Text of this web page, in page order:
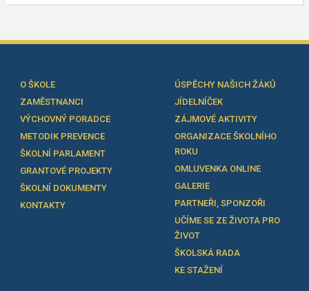
O ŠKOLE
ZAMĚSTNANCI
VÝCHOVNÝ PORADCE
METODIK PREVENCE
ŠKOLNÍ PARLAMENT
GRANTOVÉ PROJEKTY
ŠKOLNÍ DOKUMENTY
KONTAKTY
ÚSPĚCHY NAŠICH ŽÁKŮ
JÍDELNÍČEK
ZÁJMOVÉ AKTIVITY
ORGANIZACE ŠKOLNÍHO
ROKU
OMLUVENKA ONLINE
GALERIE
PARTNEŘI, SPONZOŘI
UČÍME SE ZE ŽIVOTA PRO
ŽIVOT
ŠKOLSKÁ RADA
KE STAŽENÍ